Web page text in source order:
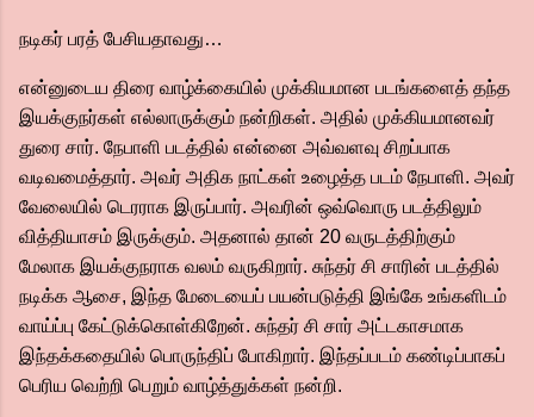
நடிகர் பரத் பேசியதாவது…
என்னுடைய திரை வாழ்க்கையில் முக்கியமான படங்களைத் தந்த
இயக்குநர்கள் எல்லாருக்கும் நன்றிகள். அதில் முக்கியமானவர்
துரை சார். நேபாளி படத்தில் என்னை அவ்வளவு சிறப்பாக
வடிவமைத்தார். அவர் அதிக நாட்கள் உழைத்த படம் நேபாளி. அவர்
வேலையில் டெரராக இருப்பார். அவரின் ஒவ்வொரு படத்திலும்
வித்தியாசம் இருக்கும். அதனால் தான் 20 வருடத்திற்கும்
மேலாக இயக்குநராக வலம் வருகிறார். சுந்தர் சி சாரின் படத்தில்
நடிக்க ஆசை, இந்த மேடையைப் பயன்படுத்தி இங்கே உங்களிடம்
வாய்ப்பு கேட்டுக்கொள்கிறேன். சுந்தர் சி சார் அட்டகாசமாக
இந்தக்கதையில் பொருந்திப் போகிறார். இந்தப்படம் கண்டிப்பாகப்
பெரிய வெற்றி பெறும் வாழ்த்துக்கள் நன்றி.